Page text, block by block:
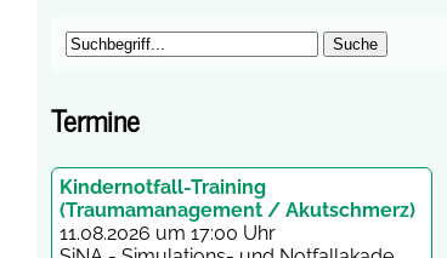
Termine
Kindernotfall-Training
(Traumamanagement / Akutschmerz)
11.08.2026 um 17:00 Uhr